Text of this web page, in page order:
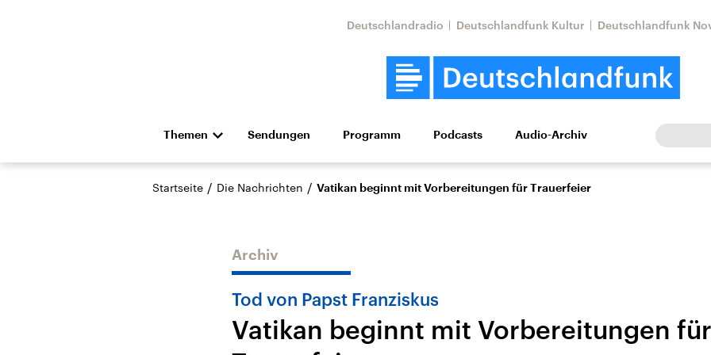
Deutschlandradio Deutschlandfunk Kultur Deutschlandfunk
Themen
Die Nachrichten Politik Wirtschaft Wissen Kultur Europa
Hörspiel und Feature Musik
Landtagswahl Sachsen-
USA
Aktuelle Beiträge,
Nahostkonflikt
Iran
Aktuelle Lage und
Sendungen Programm Podcasts Audio-Archiv
Startseite / Die Nachrichten / Vatikan beginnt mit Vorbereitungen für Trauerfeier
Archiv
Tod von Papst Franziskus
Vatikan beginnt mit Vorbereitungen für